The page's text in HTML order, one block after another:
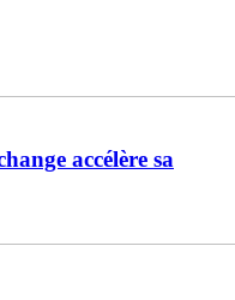
accélère sa